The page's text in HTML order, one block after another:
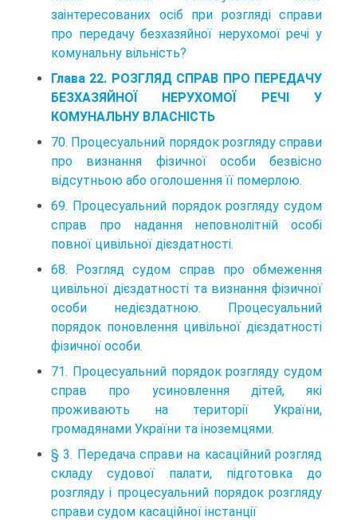
заінтересованих осіб при розгляді справи
про передачу безхазяйної нерухомої речі у
комунальну вільність?
Глава 22. РОЗГЛЯД СПРАВ ПРО ПЕРЕДАЧУ
БЕЗХАЗЯЙНОЇ НЕРУХОМОЇ РЕЧІ У
КОМУНАЛЬНУ ВЛАСНІСТЬ
70. Процесуальний порядок розгляду справи
про визнання фізичної особи безвісно
відсутньою або оголошення її померлою.
69. Процесуальний порядок розгляду судом
справ про надання неповнолітній особі
повної цивільної дієздатності.
68. Розгляд судом справ про обмеження
цивільної дієздатності та визнання фізичної
особи недієздатною. Процесуальний
порядок поновлення цивільної дієздатності
фізичної особи.
71. Процесуальний порядок розгляду судом
справ про усиновлення дітей, які
проживають на території України,
громадянами України та іноземцями.
§ 3. Передача справи на касаційний розгляд
складу судової палати, підготовка до
розгляду і процесуальний порядок розгляду
справи судом касаційної інстанції